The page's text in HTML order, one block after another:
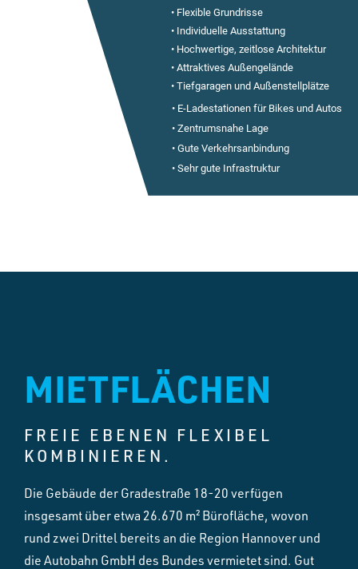
• Flexible Grundrisse
• Individuelle Ausstattung
• Hochwertige, zeitlose Architektur
• Attraktives Außengelände
• Tiefgaragen und Außenstellplätze
• E-Ladestationen für Bikes und Autos
• Zentrumsnahe Lage
• Gute Verkehrsanbindung
• Sehr gute Infrastruktur
MIETFLÄCHEN
FREIE EBENEN FLEXIBEL
KOMBINIEREN.
Die Gebäude der Gradestraße 18-20 verfügen
insgesamt über etwa 26.670 m² Bürofläche, wovon
rund zwei Drittel bereits an die Region Hannover und
die Autobahn GmbH des Bundes vermietet sind. Gut